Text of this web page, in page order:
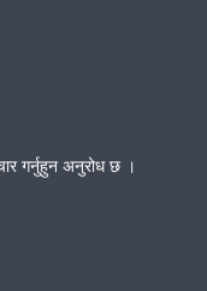
गर्नुहुन अनुरोध छ ।